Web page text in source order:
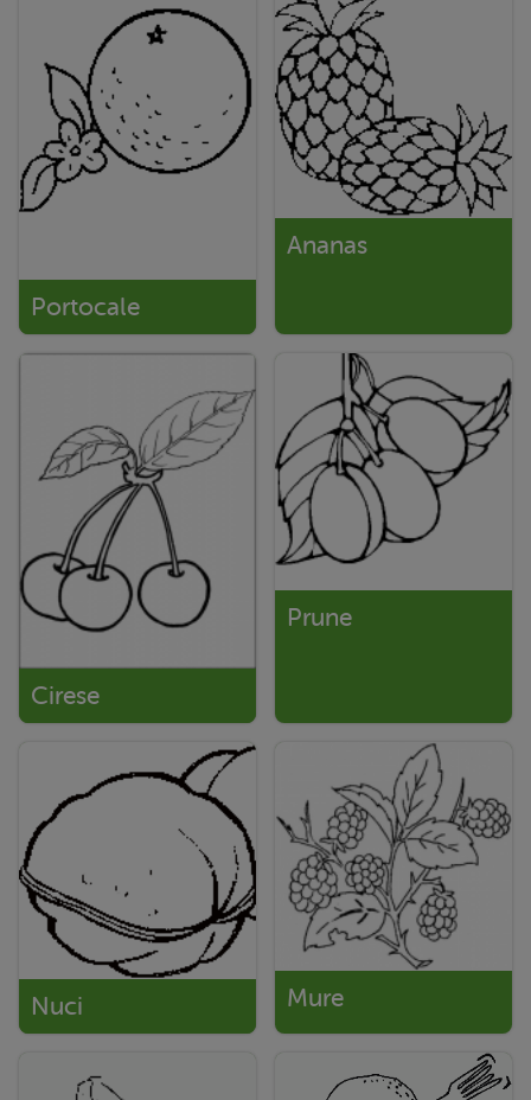
Portocale
Ananas
Cirese
Prune
Nuci Mure